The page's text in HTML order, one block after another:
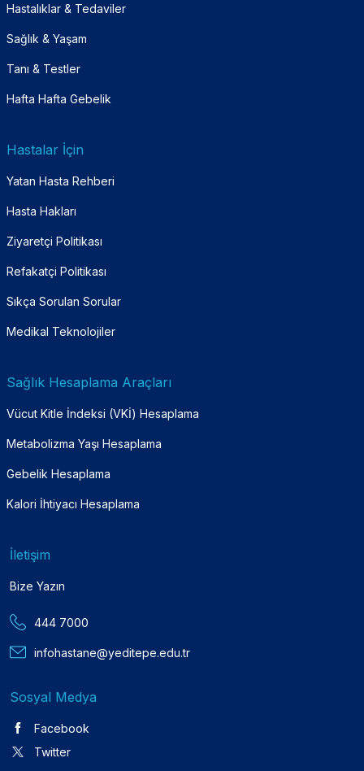
Hastalıklar & Tedaviler
Sağlık & Yaşam
Tanı & Testler
Hafta Hafta Gebelik
Hastalar İçin
Yatan Hasta Rehberi
Hasta Hakları
Ziyaretçi Politikası
Refakatçi Politikası
Sıkça Sorulan Sorular
Medikal Teknolojiler
Sağlık Hesaplama Araçları
Vücut Kitle İndeksi (VKİ) Hesaplama
Metabolizma Yaşı Hesaplama
Gebelik Hesaplama
Kalori İhtiyacı Hesaplama
İletişim
Bize Yazın
444 7000
infohastane@yeditepe.edu.tr
Sosyal Medya
Facebook
Twitter